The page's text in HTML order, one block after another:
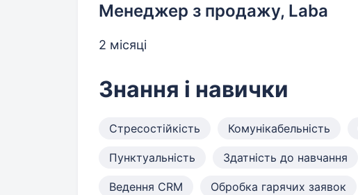
Менеджер з продажу, Laba
2 місяці
Знання і навички
Стресостійкість Комунікабельність
Пунктуальність Здатність до навчання
Ведення CRM Обробка гарячих заявок